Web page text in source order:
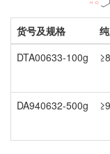
货号及规格
DTA00633-100g
DA940632-500g